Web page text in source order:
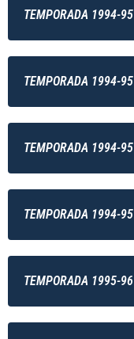
TEMPORADA 1994-95
TEMPORADA 1994-95
TEMPORADA 1994-95
TEMPORADA 1994-95
TEMPORADA 1995-96